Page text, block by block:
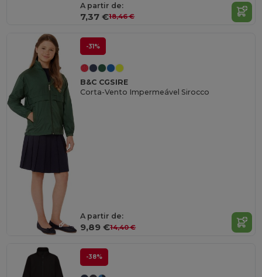
A partir de:
7,37 €18,46 €
-31%
B&C CGSIRE
Corta-Vento Impermeável Sirocco
A partir de:
9,89 €14,40 €
-38%